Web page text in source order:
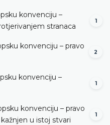
konvenciju –
stranaca
1
konvenciju – pravo
2
konvenciju –
1
konvenciju – pravo
u istoj stvari
1